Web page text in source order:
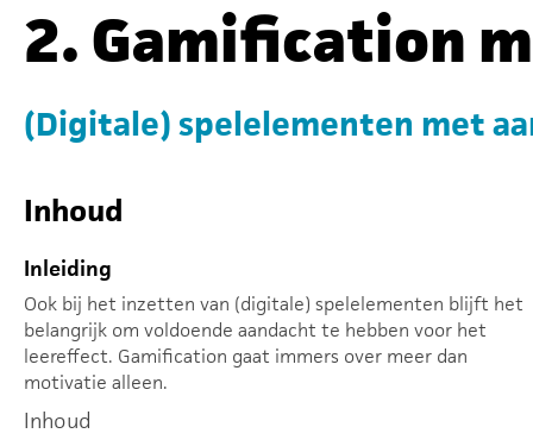
2. Gamification
(Digitale) spelelementen met
Inhoud
Inleiding
Ook bij het inzetten van (digitale) spelelementen blijft het
belangrijk om voldoende aandacht te hebben voor het
leereffect. Gamification gaat immers over meer dan
motivatie alleen.
Inhoud